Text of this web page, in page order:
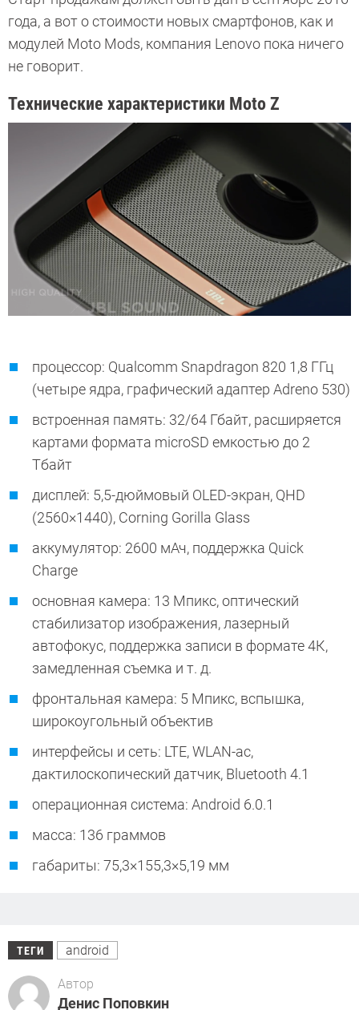
года, а вот о стоимости новых смартфонов, как и
модулей Moto Mods, компания Lenovo пока ничего
не говорит.
Технические характеристики Moto Z
процессор: Qualcomm Snapdragon 820 1,8 ГГц
(четыре ядра, графический адаптер Adreno 530)
встроенная память: 32/64 Гбайт, расширяется
картами формата microSD емкостью до 2
Тбайт
дисплей: 5,5-дюймовый OLED-экран, QHD
(2560×1440), Corning Gorilla Glass
аккумулятор: 2600 мАч, поддержка Quick
Charge
основная камера: 13 Мпикс, оптический
стабилизатор изображения, лазерный
автофокус, поддержка записи в формате 4К,
замедленная съемка и т. д.
фронтальная камера: 5 Мпикс, вспышка,
широкоугольный объектив
интерфейсы и сеть: LTE, WLAN-ac,
дактилоскопический датчик, Bluetooth 4.1
операционная система: Android 6.0.1
масса: 136 граммов
габариты: 75,3×155,3×5,19 мм
ТЕГИ android
Автор
Денис Поповкин